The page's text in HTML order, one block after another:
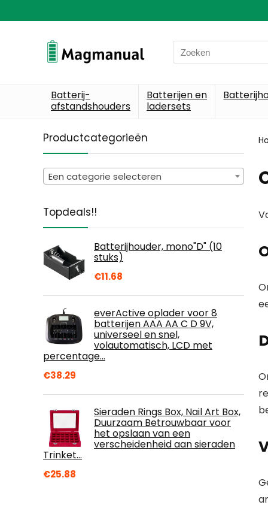
Search
for:
Batterij-
afstandshouders
Batterijen en
ladersets
Productcategorieën
Een categorie selecteren
Topdeals!!
Batterijhouder, mono"D" (10
stuks)
€11.68
everActive oplader voor 8
batterijen AAA AA C D 9V,
universeel en snel,
volautomatisch, LCD met
percentage…
€38.29
Sieraden Rings Box, Nail Art Box,
Duurzaam Betrouwbaar voor
het opslaan van een
verscheidenheid aan sieraden
Trinket…
€25.88